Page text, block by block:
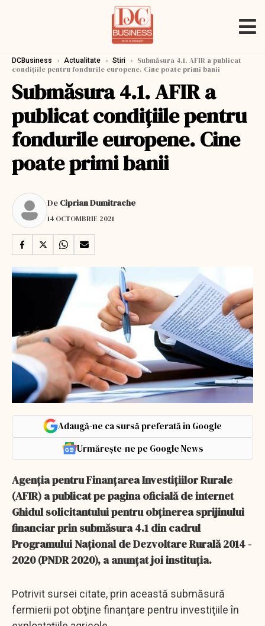
DCBusiness › Actualitate › Stiri › Submăsura 4.1. AFIR a publicat
condițiile pentru fondurile europene. Cine poate primi banii
Submăsura 4.1. AFIR a
publicat condițiile pentru
fondurile europene. Cine
poate primi banii
De Ciprian Dumitrache
14 OCTOMBRIE 2021
Adaugă-ne ca sursă preferată în Google
Urmărește-ne pe Google News
Agenţia pentru Finanţarea Investiţiilor Rurale
(AFIR) a publicat pe pagina oficială de internet
Ghidul solicitantului pentru obţinerea sprijinului
financiar prin submăsura 4.1 din cadrul
Programului Naţional de Dezvoltare Rurală 2014 -
2020 (PNDR 2020), a anunţat joi instituţia.
Potrivit sursei citate, prin această submăsură
fermierii pot obţine finanţare pentru investiţiile în